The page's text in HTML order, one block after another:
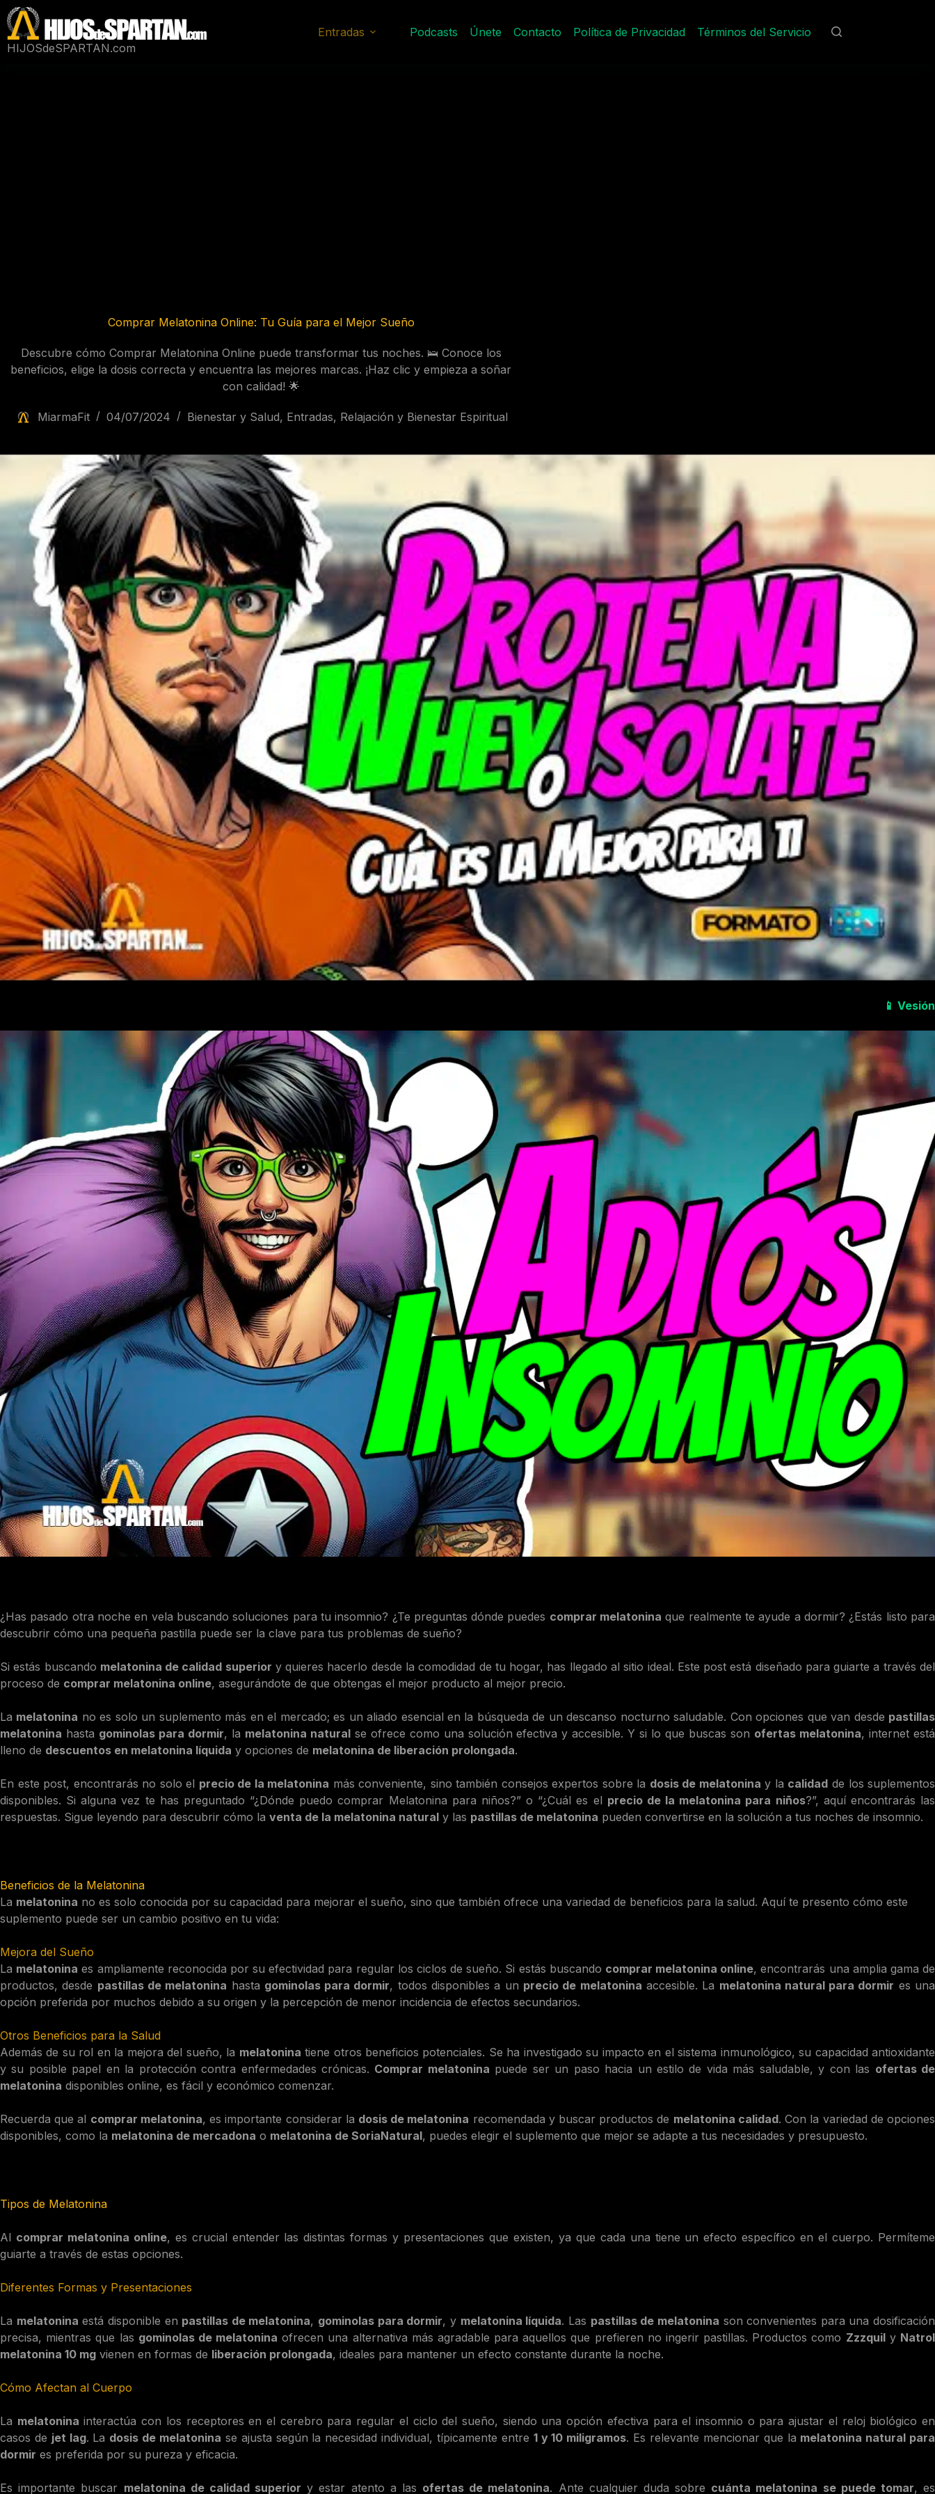
Saltar
al
contenido
HIJOSdeSPARTAN.com
Entradas Podcasts Únete Contacto Política de Privacidad Términos del Servicio
Comprar Melatonina Online: Tu Guía para el Mejor Sueño
Descubre cómo Comprar Melatonina Online puede transformar tus noches. 🛌 Conoce los
beneficios, elige la dosis correcta y encuentra las mejores marcas. ¡Haz clic y empieza a soñar
con calidad! 🌟
MiarmaFit 04/07/2024 Bienestar y Salud, Entradas, Relajación y Bienestar Espiritual
📱 Vesión
¿Has pasado otra noche en vela buscando soluciones para tu insomnio? ¿Te preguntas dónde puedes comprar melatonina que realmente te ayude a dormir? ¿Estás listo para
descubrir cómo una pequeña pastilla puede ser la clave para tus problemas de sueño?
Si estás buscando melatonina de calidad superior y quieres hacerlo desde la comodidad de tu hogar, has llegado al sitio ideal. Este post está diseñado para guiarte a través del
proceso de comprar melatonina online, asegurándote de que obtengas el mejor producto al mejor precio.
La melatonina no es solo un suplemento más en el mercado; es un aliado esencial en la búsqueda de un descanso nocturno saludable. Con opciones que van desde pastillas
melatonina hasta gominolas para dormir, la melatonina naturalse ofrece como una solución efectiva y accesible. Y si lo que buscas son ofertas melatonina, internet está
lleno de descuentos en melatonina líquida y opciones de melatonina de liberación prolongada.
En este post, encontrarás no solo el precio de la melatonina más conveniente, sino también consejos expertos sobre la dosis de melatonina y la calidad de los suplementos
disponibles. Si alguna vez te has preguntado “¿Dónde puedo comprar Melatonina para niños?” o “¿Cuál es el precio de la melatonina para niños?”, aquí encontrarás las
respuestas. Sigue leyendo para descubrir cómo la venta de la melatonina natural y las pastillas de melatonina pueden convertirse en la solución a tus noches de insomnio.
Beneficios de la Melatonina
La melatonina no es solo conocida por su capacidad para mejorar el sueño, sino que también ofrece una variedad de beneficios para la salud. Aquí te presento cómo este
suplemento puede ser un cambio positivo en tu vida:
Mejora del Sueño
La melatonina es ampliamente reconocida por su efectividad para regular los ciclos de sueño. Si estás buscando comprar melatonina online, encontrarás una amplia gama de
productos, desde pastillas de melatonina hasta gominolas para dormir, todos disponibles a un precio de melatonina accesible. La melatonina natural para dormir es una
opción preferida por muchos debido a su origen y la percepción de menor incidencia de efectos secundarios.
Otros Beneficios para la Salud
Además de su rol en la mejora del sueño, la melatonina tiene otros beneficios potenciales. Se ha investigado su impacto en el sistema inmunológico, su capacidad antioxidante
y su posible papel en la protección contra enfermedades crónicas. Comprar melatonina puede ser un paso hacia un estilo de vida más saludable, y con las ofertas de
melatonina disponibles online, es fácil y económico comenzar.
Recuerda que al comprar melatonina, es importante considerar la dosis de melatonina recomendada y buscar productos de melatonina calidad. Con la variedad de opciones
disponibles, como la melatonina de mercadona o melatonina de SoriaNatural, puedes elegir el suplemento que mejor se adapte a tus necesidades y presupuesto.
Tipos de Melatonina
Al comprar melatonina online, es crucial entender las distintas formas y presentaciones que existen, ya que cada una tiene un efecto específico en el cuerpo. Permíteme
guiarte a través de estas opciones.
Diferentes Formas y Presentaciones
La melatonina está disponible en pastillas de melatonina, gominolas para dormir, y melatonina líquida. Las pastillas de melatonina son convenientes para una dosificación
precisa, mientras que las gominolas de melatonina ofrecen una alternativa más agradable para aquellos que prefieren no ingerir pastillas. Productos como Zzzquily Natrol
melatonina 10 mg vienen en formas de liberación prolongada, ideales para mantener un efecto constante durante la noche.
Cómo Afectan al Cuerpo
La melatonina interactúa con los receptores en el cerebro para regular el ciclo del sueño, siendo una opción efectiva para el insomnio o para ajustar el reloj biológico en
casos de jet lag. La dosis de melatonina se ajusta según la necesidad individual, típicamente entre 1 y 10 miligramos. Es relevante mencionar que la melatonina natural para
dormir es preferida por su pureza y eficacia.
Es importante buscar melatonina de calidad superior y estar atento a las ofertas de melatonina. Ante cualquier duda sobre cuánta melatonina se puede tomar, es